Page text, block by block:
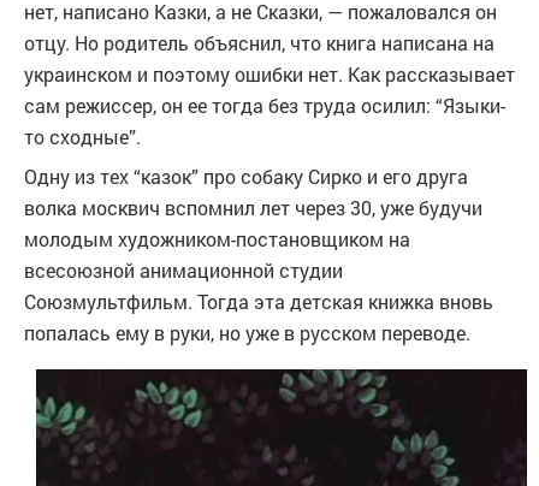
нет, написано Казки, а не Сказки, — пожаловался он
отцу. Но родитель объяснил, что книга написана на
украинском и поэтому ошибки нет. Как рассказывает
сам режиссер, он ее тогда без труда осилил: “Языки-
то сходные”.
Одну из тех “казок” про собаку Сирко и его друга
волка москвич вспомнил лет через 30, уже будучи
молодым художником-постановщиком на
всесоюзной анимационной студии
Союзмультфильм. Тогда эта детская книжка вновь
попалась ему в руки, но уже в русском переводе.